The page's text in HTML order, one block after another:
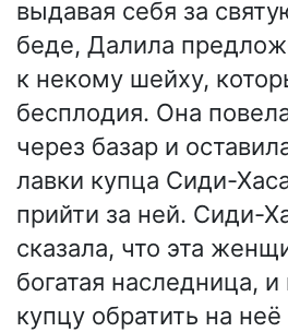
выдавая себя за
беде, Далила
к некому шейху,
бесплодия. Она
через базар и
лавки купца Сиди-
прийти за ней. Сиди-
сказала, что эта
богатая наследница,
купцу обратить на